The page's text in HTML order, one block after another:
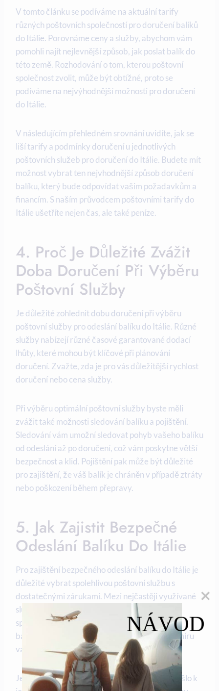
V tomto článku se podíváme na aktuální tarify
různých poštovních společností pro doručení balíků
do Itálie. Porovnáme ceny a služby, abychom vám
pomohli najít nejlevnější způsob, jak poslat balík do
této země. Rozhodování o tom, kterou poštovní
společnost zvolit, může být obtížné, proto se
podíváme na nejvýhodnější možnosti pro doručení
do Itálie.
V následujícím přehledném srovnání uvidíte, jak se
liší tarify a podmínky doručení u jednotlivých
poštovních služeb pro doručení do Itálie. Budete mít
možnost vybrat ten nejvhodnější způsob doručení
balíku, který bude odpovídat vašim požadavkům a
financím. S naším průvodcem poštovními tarify do
Itálie ušetříte nejen čas, ale také peníze.
4. Proč Je Důležité Zvážit
Doba Doručení Při Výběru
Poštovní Služby
Je důležité zohlednit dobu doručení při výběru
poštovní služby pro odeslání balíku do Itálie. Různé
služby nabízejí různé časové garantované dodací
lhůty, které mohou být klíčové při plánování
doručení. Zvažte, zda je pro vás důležitější rychlost
doručení nebo cena služby.
Při výběru optimální poštovní služby byste měli
zvážit také možnosti sledování balíku a pojištění.
Sledování vám umožní sledovat pohyb vašeho balíku
od odeslání až po doručení, což vám poskytne větší
bezpečnost a klid. Pojištění pak může být důležité
pro zajištění, že váš balík je chráněn v případě ztráty
nebo poškození během přepravy.
5. Jak Zajistit Bezpečné
Odeslání Balíku Do Itálie
Pro zajištění bezpečného odeslání balíku do Itálie je
důležité vybrat spolehlivou poštovní službu s
dostatečnými zárukami. Mezi nejčastěji využívané
služby patří Česká pošta, DHL nebo UPS. Tyto
společnosti nabízejí různé typy doručení a
balíkových služeb, které mohou být šitěny na míru
vašim potřebám.
Je také důležité pečlivě zabalit balík, aby nedošlo k
NÁVOD